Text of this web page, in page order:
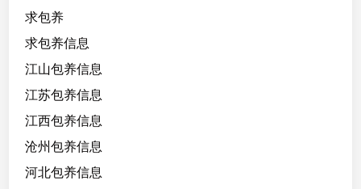
求包养
求包养信息
江山包养信息
江苏包养信息
江西包养信息
沧州包养信息
河北包养信息